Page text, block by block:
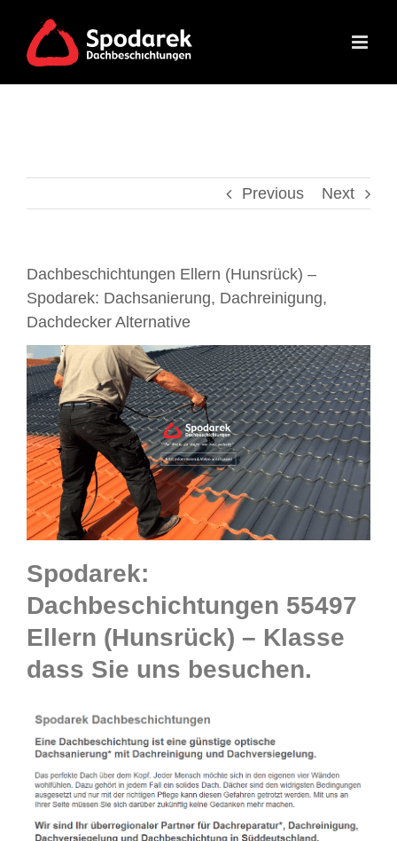
content
Previous Next
Dachbeschichtungen Ellern (Hunsrück) –
Spodarek: Dachsanierung, Dachreinigung,
Dachdecker Alternative
Spodarek:
Dachbeschichtungen 55497
Ellern (Hunsrück) – Klasse
dass Sie uns besuchen.